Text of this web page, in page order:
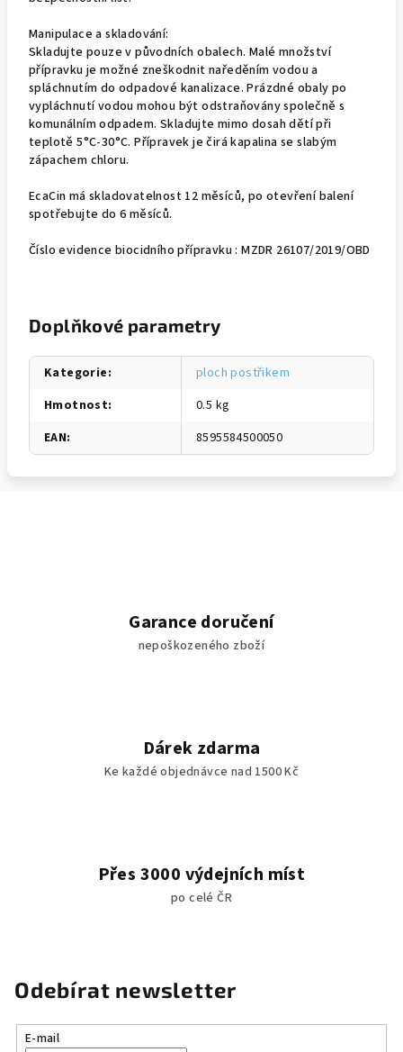
Manipulace a skladování:
Skladujte pouze v původních obalech. Malé množství
přípravku je možné zneškodnit naředěním vodou a
spláchnutím do odpadové kanalizace. Prázdné obaly po
vypláchnutí vodou mohou být odstraňovány společně s
komunálním odpadem. Skladujte mimo dosah dětí při
teplotě 5°C-30°C. Přípravek je čirá kapalina se slabým
zápachem chloru.
EcaCin má skladovatelnost 12 měsíců, po otevření balení
spotřebujte do 6 měsíců.
Číslo evidence biocidního přípravku : MZDR 26107/2019/OBD
Doplňkové parametry
Kategorie:
ploch postřikem
Hmotnost:
0.5 kg
EAN: 8595584500050
Garance doručení
nepoškozeného zboží
Dárek zdarma
Ke každé objednávce nad 1500 Kč
Přes 3000 výdejních míst
po celé ČR
Odebírat newsletter
E-mail